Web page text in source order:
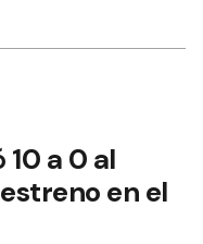
a 0 al
en el